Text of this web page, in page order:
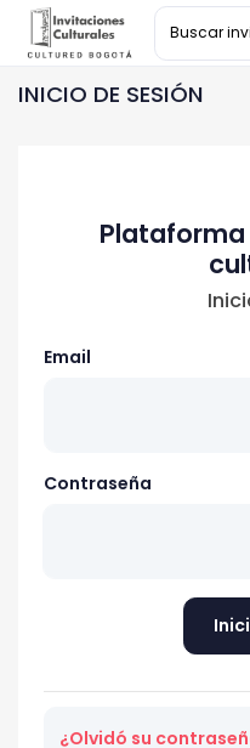
INICIO DE SESIÓN
Email
Contraseña
¿Olvidó su